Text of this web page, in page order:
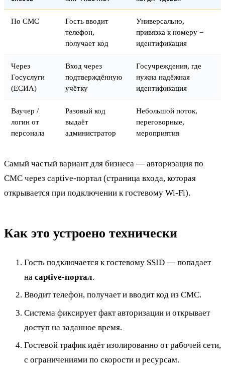
По СМС
Гость вводит
телефон,
получает код
Универсально,
привязка к номеру =
идентификация
Через
Госуслуги
(ЕСИА)
Вход через
подтверждённую
учётку
Госучреждения, где
нужна надёжная
идентификация
Ваучер /
логин от
персонала
Разовый код
выдаёт
администратор
Небольшой поток,
переговорные,
мероприятия
Самый частый вариант для бизнеса — авторизация по
СМС через captive-портал (страница входа, которая
открывается при подключении к гостевому Wi-Fi).
Как это устроено технически
Гость подключается к гостевому SSID — попадает
на captive-портал.
Вводит телефон, получает и вводит код из СМС.
Система фиксирует факт авторизации и открывает
доступ на заданное время.
Гостевой трафик идёт изолированно от рабочей сети,
с ограничениями по скорости и ресурсам.